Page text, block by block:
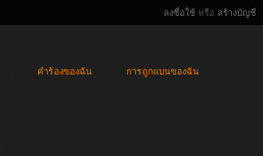
ลงชื่อใช้ หรือ สร้างบัญชี
คำร้องของฉัน การถูกแบนของฉัน